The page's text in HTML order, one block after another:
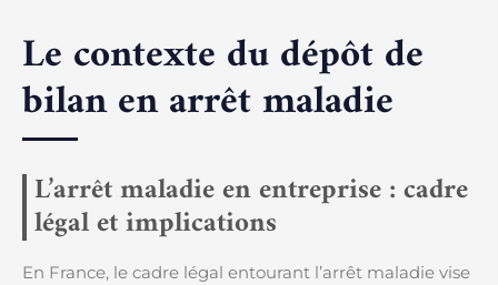
Le contexte du dépôt de
bilan en arrêt maladie
L’arrêt maladie en entreprise : cadre
légal et implications
En France, le cadre légal entourant l’arrêt maladie vise